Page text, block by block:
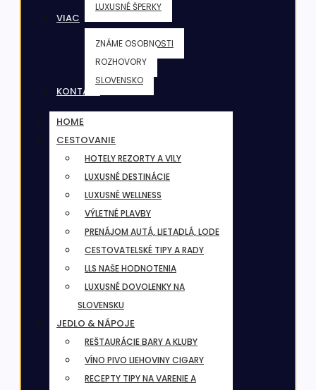
LUXUSNÉ ŠPERKY
VIAC
ZNÁME OSOBNOSTI
ROZHOVORY
SLOVENSKO
KONTAKT
HOME
CESTOVANIE
HOTELY REZORTY A VILY
LUXUSNÉ DESTINÁCIE
LUXUSNÉ WELLNESS
VÝLETNÉ PLAVBY
PRENÁJOM AUTÁ, LIETADLÁ, LODE
CESTOVATELSKÉ TIPY A RADY
LLS NAŠE HODNOTENIA
LUXUSNÉ DOVOLENKY NA
SLOVENSKU
JEDLO & NÁPOJE
REŠTAURÁCIE BARY A KLUBY
VÍNO PIVO LIEHOVINY CIGARY
RECEPTY TIPY NA VARENIE A